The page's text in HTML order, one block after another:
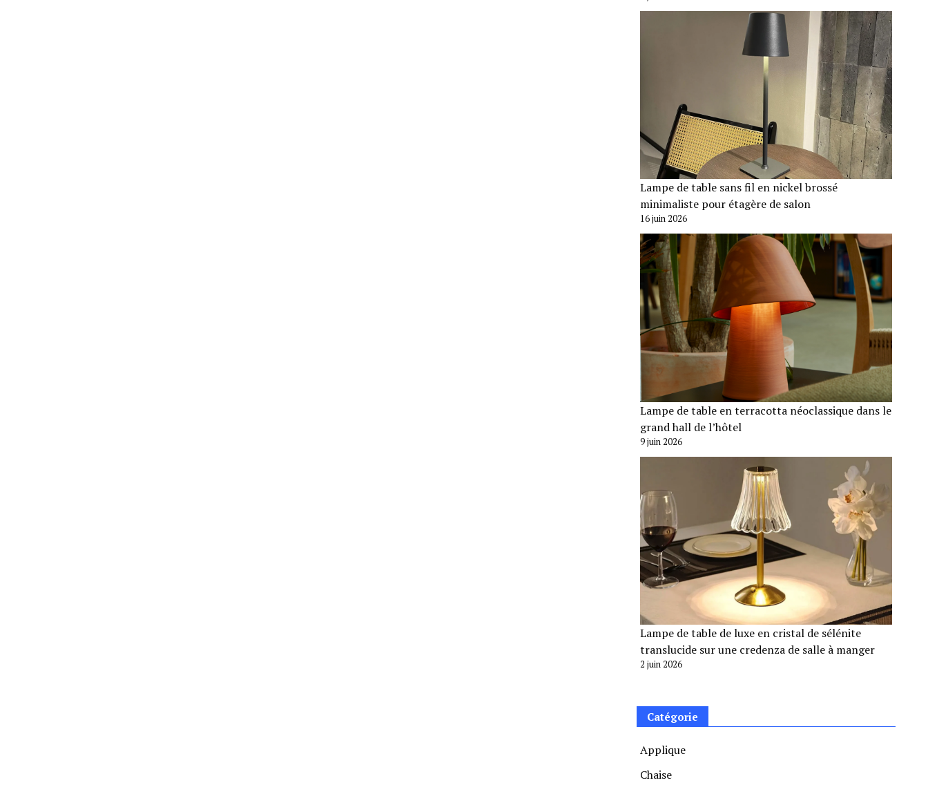
Lampe de table sans fil en nickel brossé
minimaliste pour étagère de salon
16 juin 2026
Lampe de table en terracotta néoclassique dans le
grand hall de l’hôtel
9 juin 2026
Lampe de table de luxe en cristal de sélénite
translucide sur une credenza de salle à manger
2 juin 2026
Catégorie
Applique
Chaise